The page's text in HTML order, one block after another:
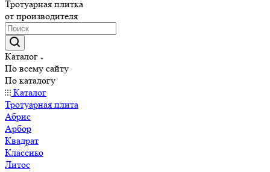
Тротуарная плитка
от производителя
Каталог
По всему сайту
По каталогу
Каталог
Тротуарная плита
Абрис
Арбор
Квадрат
Классико
Литос